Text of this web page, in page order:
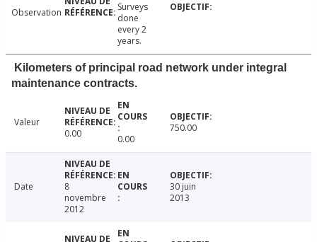
Observation
Surveys
done
every 2
years.
Kilometers of principal road network under integral
maintenance contracts.
Valeur
0.00
0.00
750.00
Date
8
novembre
2012
30 juin
2013